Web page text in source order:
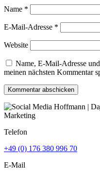
Name *
E-Mail-Adresse *
Website
Name, E-Mail-Adresse
meinen nächsten Kommentar
Kommentar abschicken
Telefon
+49 (0) 176 380 996 70
E-Mail